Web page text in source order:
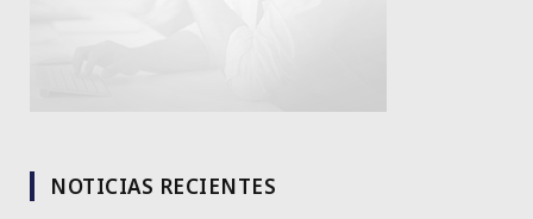
NOTICIAS RECIENTES